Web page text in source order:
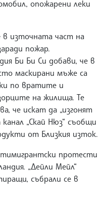
опожарени леки
източната част на
пожар.
Би Би Си добави, че в
маскирани мъже са
по вратите и
на жилища. Те
че искат да „изгонят
„Скай Нюз“ съобщи
от Близкия изток.
протести
„Дейли Мейл“
събрали се в